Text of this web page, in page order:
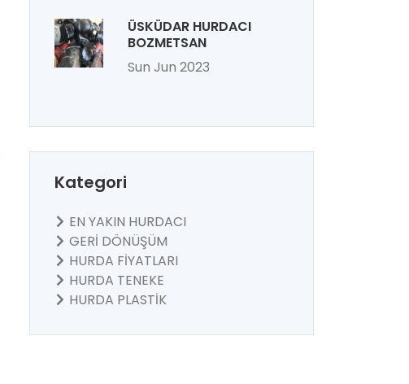
ÜSKÜDAR HURDACI
BOZMETSAN
Sun Jun 2023
Kategori
EN YAKIN HURDACI
GERİ DÖNÜŞÜM
HURDA FİYATLARI
HURDA TENEKE
HURDA PLASTİK